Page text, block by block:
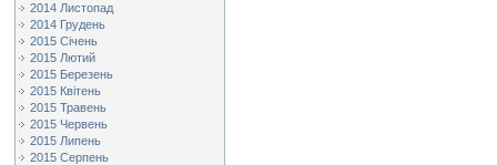
2014 Листопад
2014 Грудень
2015 Січень
2015 Лютий
2015 Березень
2015 Квітень
2015 Травень
2015 Червень
2015 Липень
2015 Серпень